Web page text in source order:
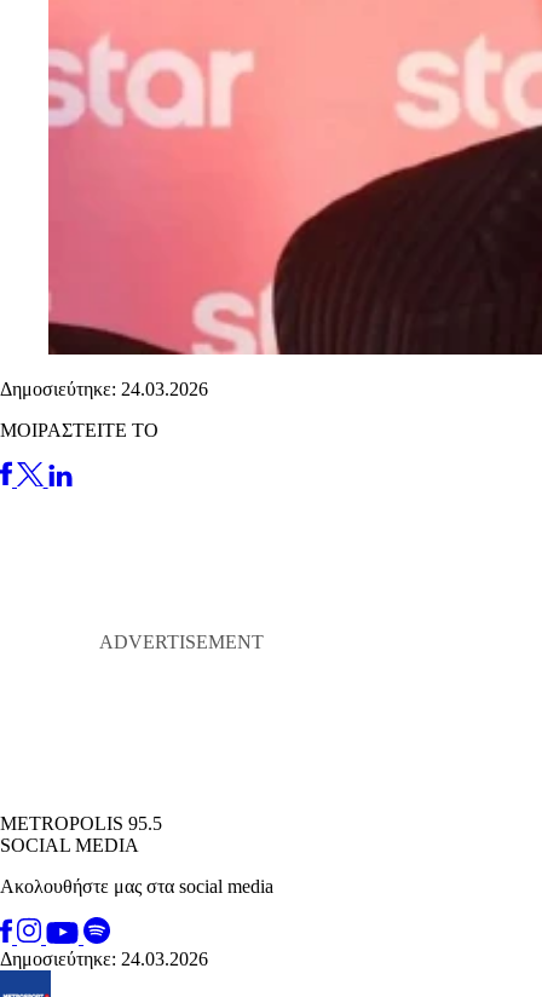
Δημοσιεύτηκε: 24.03.2026
ΜΟΙΡΑΣΤΕΙΤΕ ΤΟ
METROPOLIS 95.5
SOCIAL MEDIA
Ακολουθήστε μας στα social media
Δημοσιεύτηκε: 24.03.2026